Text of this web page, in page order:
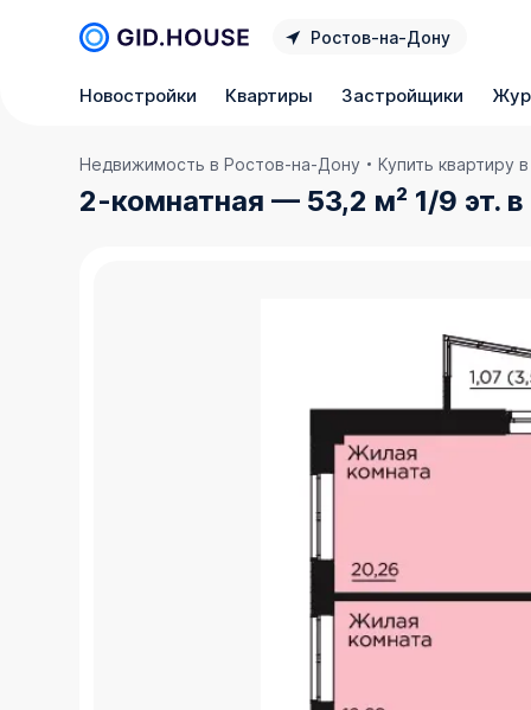
Ростов‑на‑Дону
Новостройки Квартиры Застройщики
Недвижимость в Ростов‑на‑Дону Купить квартиру
2-комнатная — 53,2 м² 1/9 эт.